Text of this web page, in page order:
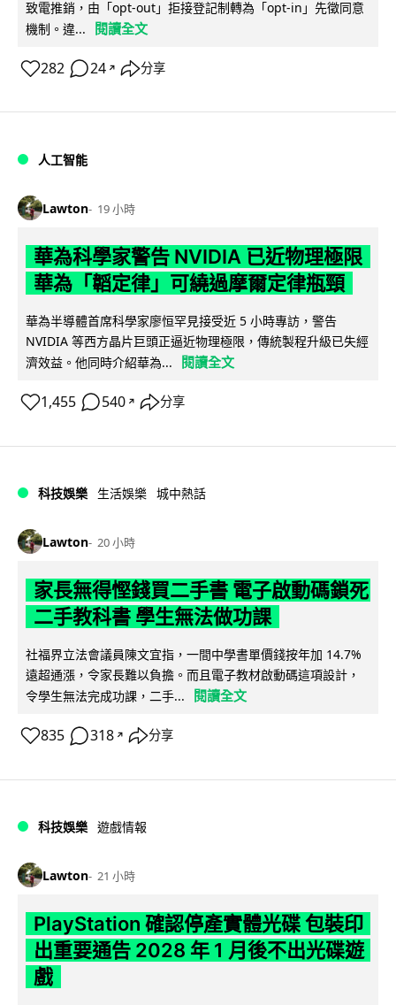
致電推銷，由「opt-out」拒接登記制轉為「opt-in」先徵同意
機制。違...
閱讀全文
282 24 ↗ 分享
人工智能
Lawton 19 小時
華為科學家警告 NVIDIA 已近物理極限
華為「韜定律」可繞過摩爾定律瓶頸
華為半導體首席科學家廖恒罕見接受近 5 小時專訪，警告
NVIDIA 等西方晶片巨頭正逼近物理極限，傳統製程升級已失經
濟效益。他同時介紹華為...
閱讀全文
1,455 540 ↗ 分享
科技娛樂 生活娛樂 城中熱話
Lawton 20 小時
家長無得慳錢買二手書 電子啟動碼鎖死
二手教科書 學生無法做功課
社福界立法會議員陳文宜指，一間中學書單價錢按年加 14.7%
遠超通漲，令家長難以負擔。而且電子教材啟動碼這項設計，
令學生無法完成功課，二手...
閱讀全文
835 318 ↗ 分享
科技娛樂 遊戲情報
Lawton 21 小時
PlayStation 確認停產實體光碟 包裝印
出重要通告 2028 年 1 月後不出光碟遊
戲